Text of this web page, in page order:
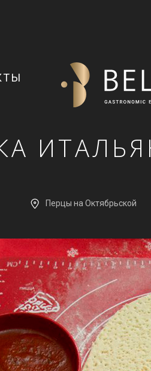
Перцы на Октябрьской